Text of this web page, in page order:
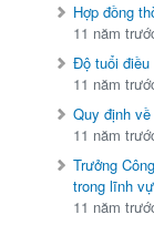
Hợp đồng
11 năm
Độ tuổi
11 năm
Quy định
11 năm
Trưởng
trong lĩnh
11 năm